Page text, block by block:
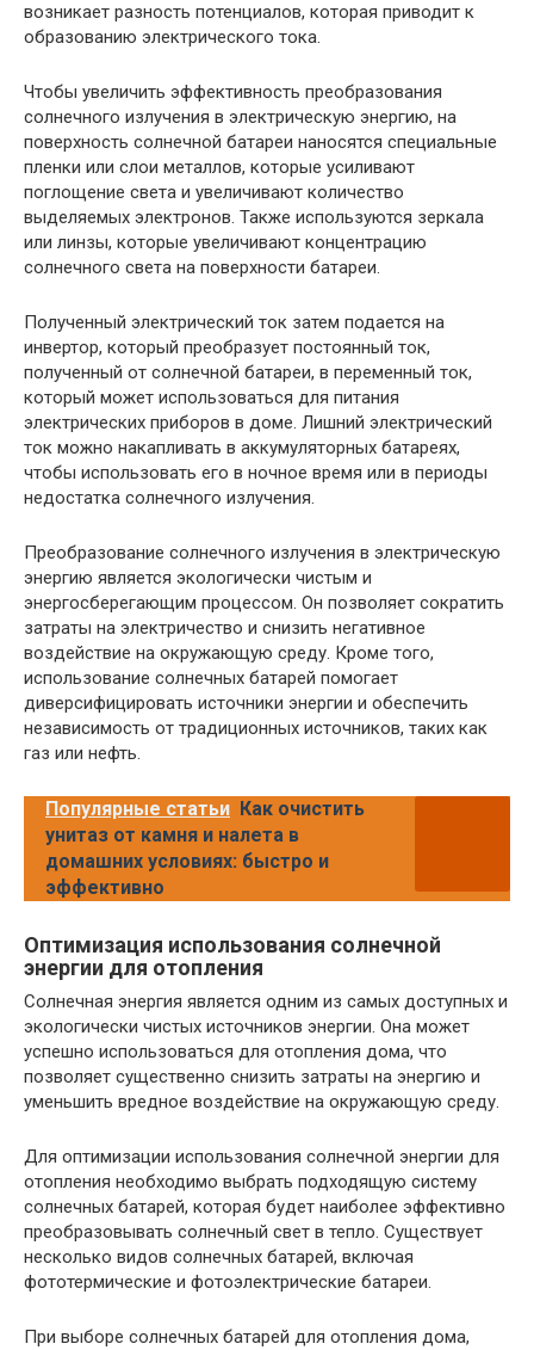
возникает разность потенциалов, которая приводит к
образованию электрического тока.
Чтобы увеличить эффективность преобразования
солнечного излучения в электрическую энергию, на
поверхность солнечной батареи наносятся специальные
пленки или слои металлов, которые усиливают
поглощение света и увеличивают количество
выделяемых электронов. Также используются зеркала
или линзы, которые увеличивают концентрацию
солнечного света на поверхности батареи.
Полученный электрический ток затем подается на
инвертор, который преобразует постоянный ток,
полученный от солнечной батареи, в переменный ток,
который может использоваться для питания
электрических приборов в доме. Лишний электрический
ток можно накапливать в аккумуляторных батареях,
чтобы использовать его в ночное время или в периоды
недостатка солнечного излучения.
Преобразование солнечного излучения в электрическую
энергию является экологически чистым и
энергосберегающим процессом. Он позволяет сократить
затраты на электричество и снизить негативное
воздействие на окружающую среду. Кроме того,
использование солнечных батарей помогает
диверсифицировать источники энергии и обеспечить
независимость от традиционных источников, таких как
газ или нефть.
Популярные статьи Как очистить
унитаз от камня и налета в
домашних условиях: быстро и
эффективно
Оптимизация использования солнечной
энергии для отопления
Солнечная энергия является одним из самых доступных и
экологически чистых источников энергии. Она может
успешно использоваться для отопления дома, что
позволяет существенно снизить затраты на энергию и
уменьшить вредное воздействие на окружающую среду.
Для оптимизации использования солнечной энергии для
отопления необходимо выбрать подходящую систему
солнечных батарей, которая будет наиболее эффективно
преобразовывать солнечный свет в тепло. Существует
несколько видов солнечных батарей, включая
фототермические и фотоэлектрические батареи.
При выборе солнечных батарей для отопления дома,